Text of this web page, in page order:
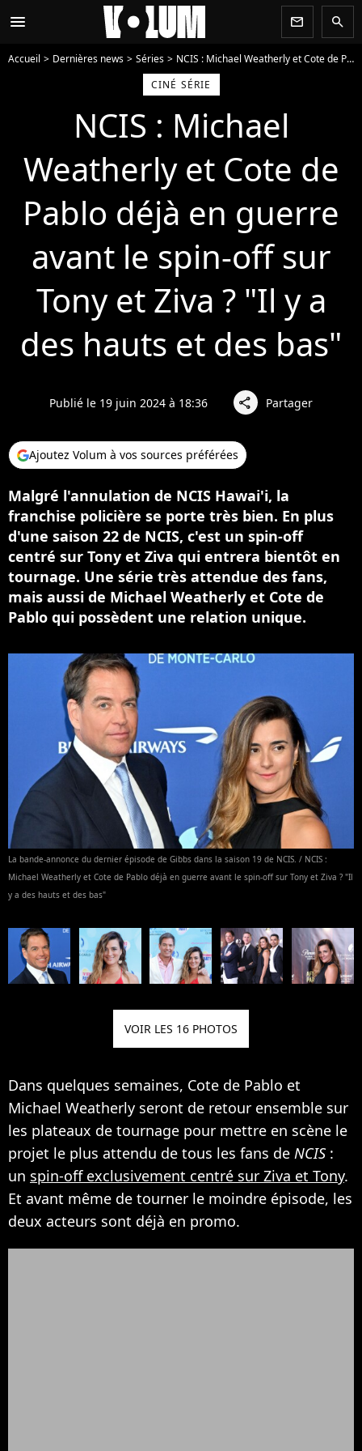
menu newsletter search
Accueil Dernières news Séries
NCIS : Michael Weatherly et Cote de Pablo déjà en guerre avant le spin-off sur Tony et Ziva ? "Il y a des hauts et des bas"
CINÉ SÉRIE
NCIS : Michael
Weatherly et Cote de
Pablo déjà en guerre
avant le spin-off sur
Tony et Ziva ? "Il y a
des hauts et des bas"
Publié le 19 juin 2024 à 18:36 share Partager
Ajoutez Volum à vos sources préférées
Malgré l'annulation de NCIS Hawai'i, la
franchise policière se porte très bien. En plus
d'une saison 22 de NCIS, c'est un spin-off
centré sur Tony et Ziva qui entrera bientôt en
tournage. Une série très attendue des fans,
mais aussi de Michael Weatherly et Cote de
Pablo qui possèdent une relation unique.
La bande-annonce du dernier épisode de Gibbs dans la saison 19 de NCIS. / NCIS :
Michael Weatherly et Cote de Pablo déjà en guerre avant le spin-off sur Tony et Ziva ? "Il
y a des hauts et des bas"
VOIR LES 16 PHOTOS
Dans quelques semaines, Cote de Pablo et
Michael Weatherly seront de retour ensemble sur
les plateaux de tournage pour mettre en scène le
projet le plus attendu de tous les fans de NCIS:
un spin-off exclusivement centré sur Ziva et Tony.
Et avant même de tourner le moindre épisode, les
deux acteurs sont déjà en promo.